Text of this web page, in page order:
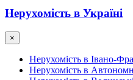
Нерухомість в Україні
×
Нерухомість в Івано-
Нерухомість в